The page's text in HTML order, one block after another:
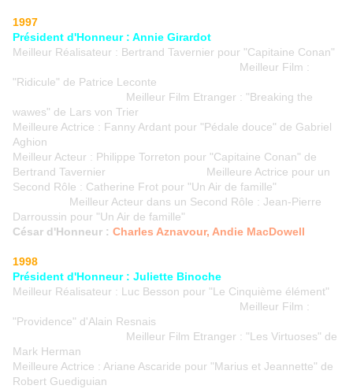
1997
Président d'Honneur : Annie Girardot
Meilleur Réalisateur : Bertrand Tavernier pour "Capitaine Conan"
Meilleur Film :
"Ridicule" de Patrice Leconte
Meilleur Film Etranger : "Breaking the
wawes" de Lars von Trier
Meilleure Actrice : Fanny Ardant pour "Pédale douce" de Gabriel
Aghion
Meilleur Acteur : Philippe Torreton pour "Capitaine Conan" de
Bertrand Tavernier Meilleure Actrice pour un
Second Rôle : Catherine Frot pour "Un Air de famille"
Meilleur Acteur dans un Second Rôle : Jean-Pierre
Darroussin pour "Un Air de famille"
César d'Honneur : Charles Aznavour, Andie MacDowell
1998
Président d'Honneur : Juliette Binoche
Meilleur Réalisateur : Luc Besson pour "Le Cinquième élément"
Meilleur Film :
"Providence" d'Alain Resnais
Meilleur Film Etranger : "Les Virtuoses" de
Mark Herman
Meilleure Actrice : Ariane Ascaride pour "Marius et Jeannette" de
Robert Guediguian